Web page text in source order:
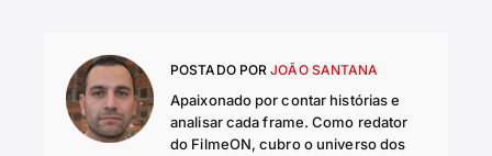
POSTADO POR JOÃO SANTANA
Apaixonado por contar histórias e
analisar cada frame. Como redator
do FilmeON, cubro o universo dos